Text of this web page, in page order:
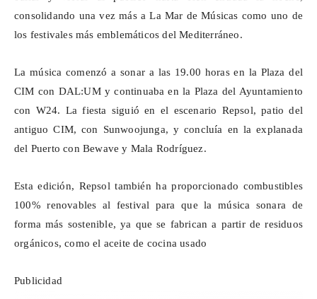
consolidando una vez más a La Mar de Músicas como uno de
los festivales más emblemáticos del Mediterráneo.
La música comenzó a sonar a las 19.00 horas en la Plaza del
CIM con DAL:UM y continuaba en la Plaza del Ayuntamiento
con W24. La fiesta siguió en el escenario Repsol, patio del
antiguo CIM, con Sunwoojunga, y concluía en la explanada
del Puerto con Bewave y Mala Rodríguez.
Esta edición, Repsol también ha proporcionado combustibles
100% renovables al festival para que la música sonara de
forma más sostenible, ya que se fabrican a partir de residuos
orgánicos, como el aceite de cocina usado
Publicidad